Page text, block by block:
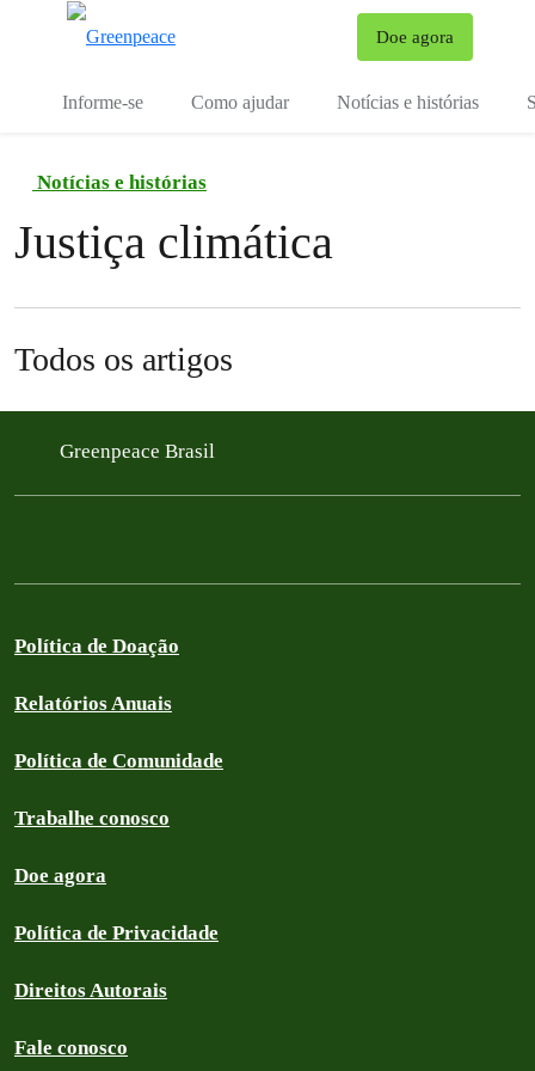
Doe agora
Informe-se Como ajudar Notícias e histórias
Notícias e histórias
Justiça climática
Todos os artigos
Greenpeace Brasil
Política de Doação
Relatórios Anuais
Política de Comunidade
Trabalhe conosco
Doe agora
Política de Privacidade
Direitos Autorais
Fale conosco